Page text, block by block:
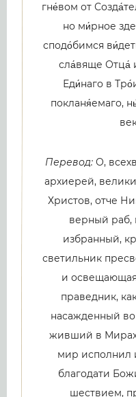
гне́вом от
но ми́рное
сподо́бимся
сла́вяще Отца́
Еди́наго в
покланя́емаго,
Перевод: О,
архиерей,
Христов, отче
верный раб,
избранный,
светильник
и
праведник,
насажденный во
живший в
мир исполнил
благодати
шествием,